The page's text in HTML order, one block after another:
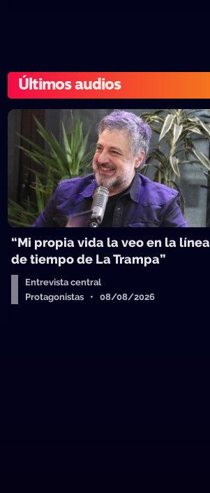
Últimos audios
“Mi propia vida la veo en la línea
de tiempo de La Trampa”
Entrevista central
Protagonistas • 08/08/2026